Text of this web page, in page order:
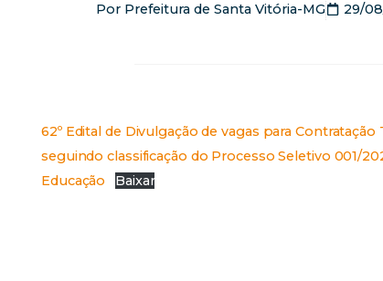
Por Prefeitura de Santa Vitória-MG 29/
62º Edital de Divulgação de vagas para
seguindo classificação do Processo Seletivo 001/
Educação
Baixar